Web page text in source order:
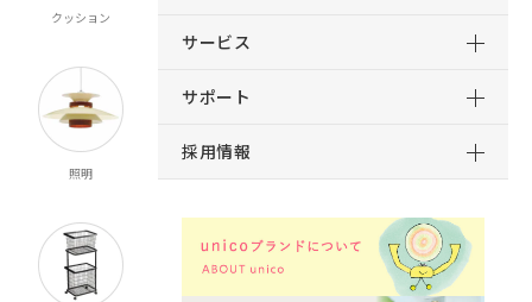
サービス
サポート
採用情報
クッション
スロー
照明